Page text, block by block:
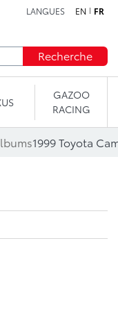
LANGUES EN FR
Recherche
GAZOO
RACING
1999 Toyota